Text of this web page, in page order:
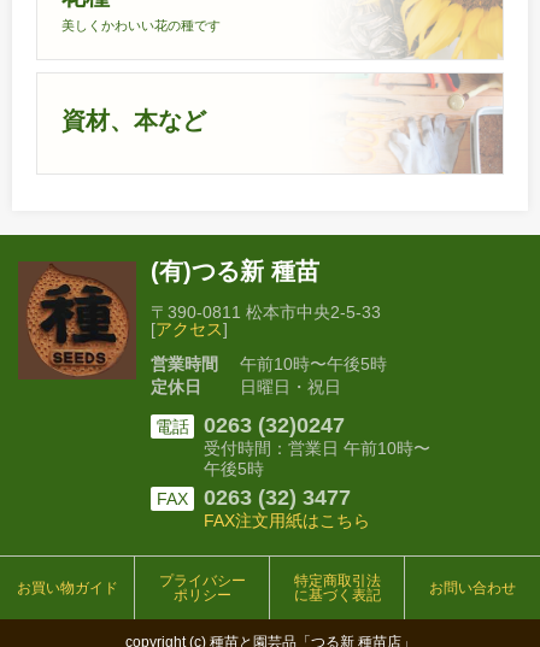
美しくかわいい花の種です
資材、本など
(有)つる新 種苗
〒390-0811 松本市中央2-5-33
[アクセス]
営業時間
午前10時〜午後5時
定休日
日曜日・祝日
電話 0263 (32)0247
受付時間：営業日 午前10時〜
午後5時
FAX
0263 (32) 3477
FAX注文用紙はこちら
お買い物ガイド
プライバシー
ポリシー
特定商取引法
に基づく表記
お問い合わせ
copyright (c) 種苗と園芸品「つる新 種苗店」